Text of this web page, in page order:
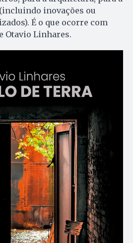
inovações ou
É o que ocorre com
Otavio Linhares.